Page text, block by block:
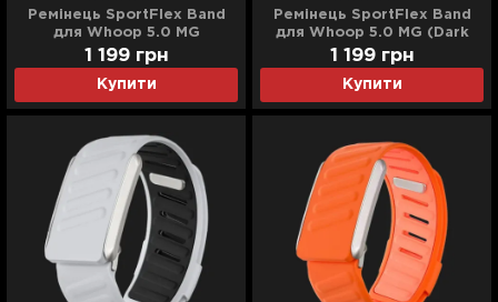
Ремінець SportFlex Band
для Whoop 5.0 MG
(Black/Light Gray)
Купити
1 199 грн
Ремінець SportFlex Band
для Whoop 5.0 MG (Dark
Blue/Light Blue)
Купити
1 199 грн